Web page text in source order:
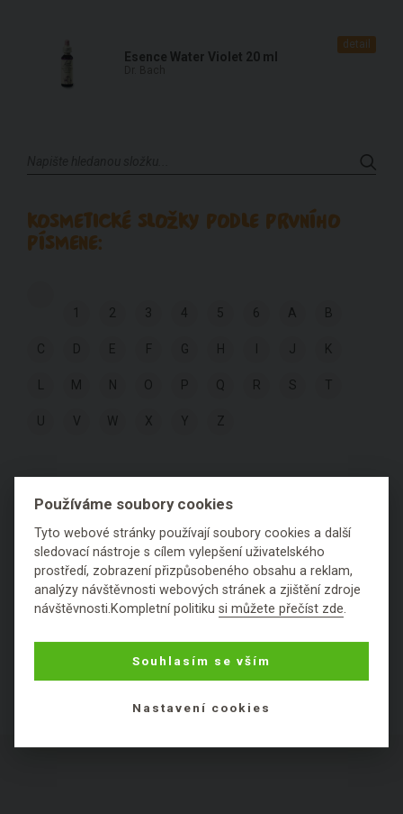
Esence Water Violet 20 ml
detail
KOSMETICKÉ SLOŽKY PODLE PRVNÍHO
PÍSMENE:
1 2 3 4 5 6 A B
C D E F G H I J K
L M N O P Q R S T
U V W X Y Z
HODNOCENÍ:
Výborné Ok Špatné Fuj
Nezařaditelné látky
Používáme soubory cookies
Tyto webové stránky používají soubory cookies a další
sledovací nástroje s cílem vylepšení uživatelského
prostředí, zobrazení přizpůsobeného obsahu a reklam,
analýzy návštěvnosti webových stránek a zjištění zdroje
návštěvnosti.Kompletní politikusi můžete přečíst zde.
Souhlasím se vším
Nastavení cookies